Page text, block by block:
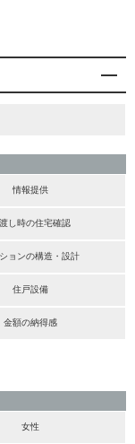
情報提供
し時の住宅確認
ョンの構造・設計
住戸設備
金額の納得感
女性